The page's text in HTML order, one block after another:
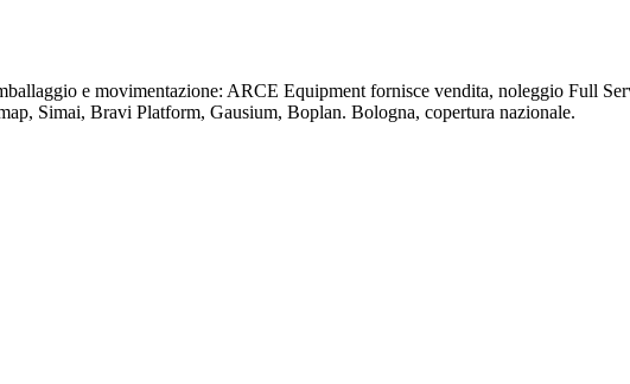
e movimentazione: ARCE Equipment fornisce vendita, noleggio Full
Simai, Bravi Platform, Gausium, Boplan. Bologna, copertura nazionale.